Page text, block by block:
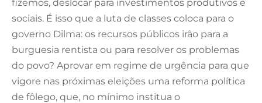
fizemos, deslocar para investimentos produtivos e
sociais. É isso que a luta de classes coloca para o
governo Dilma: os recursos públicos irão para a
burguesia rentista ou para resolver os problemas
do povo? Aprovar em regime de urgência para que
vigore nas próximas eleições uma reforma política
de fôlego, que, no mínimo institua o